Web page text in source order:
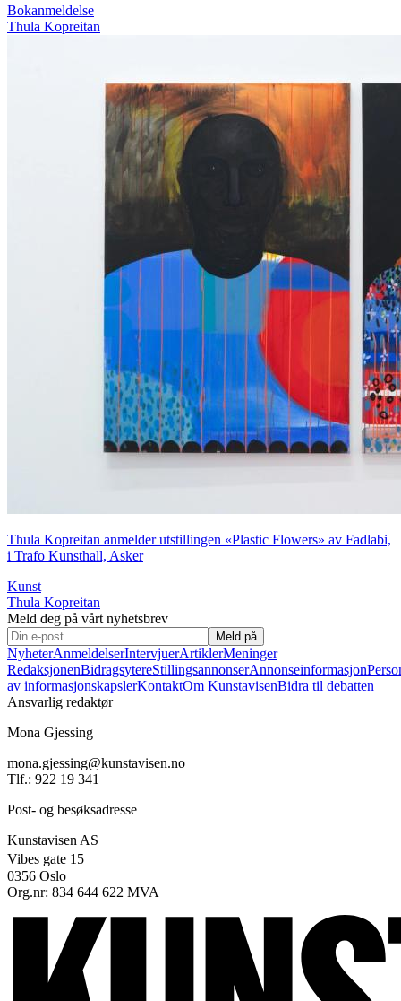
Bokanmeldelse
Thula Kopreitan
Thula Kopreitan anmelder utstillingen «Plastic Flowers» av Fadlabi,
i Trafo Kunsthall, Asker
Kunst
Thula Kopreitan
Meld deg på vårt nyhetsbrev
Meld på
NyheterAnmeldelserIntervjuerArtiklerMeninger
RedaksjonenBidragsytereStillingsannonserAnnonseinformasjon
av informasjonskapslerKontaktOm KunstavisenBidra til debatten
Ansvarlig redaktør
Mona Gjessing
mona.gjessing@kunstavisen.no
Tlf.: 922 19 341
Post- og besøksadresse
Kunstavisen AS
Vibes gate 15
0356 Oslo
Org.nr: 834 644 622 MVA